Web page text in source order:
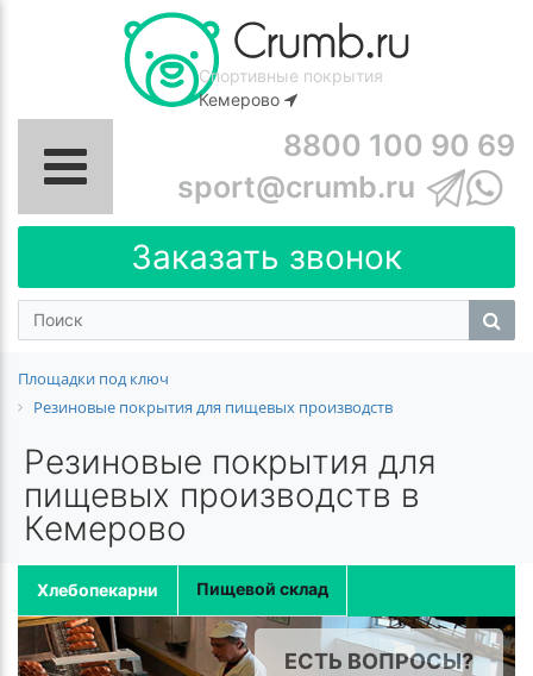
Спортивные покрытия
Кемерово
8800 100 90 69
sport@crumb.ru
Заказать звонок
Площадки под ключ
Резиновые покрытия для пищевых производств
Резиновые покрытия для
пищевых производств в
Кемерово
Хлебопекарни Пищевой склад
ЕСТЬ ВОПРОСЫ?